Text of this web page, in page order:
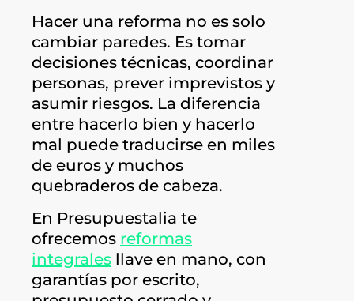
Hacer una reforma no es solo
cambiar paredes. Es tomar
decisiones técnicas, coordinar
personas, prever imprevistos y
asumir riesgos. La diferencia
entre hacerlo bien y hacerlo
mal puede traducirse en miles
de euros y muchos
quebraderos de cabeza.
En Presupuestalia te
ofrecemos reformas
integrales llave en mano, con
garantías por escrito,